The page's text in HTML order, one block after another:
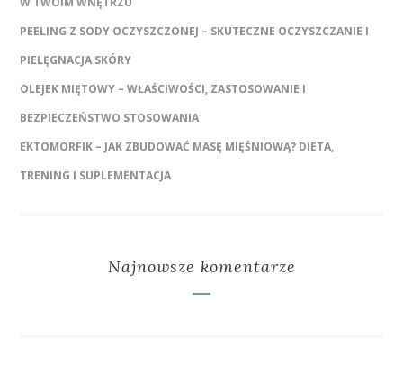
PEELING Z SODY OCZYSZCZONEJ – SKUTECZNE OCZYSZCZANIE I
PIELĘGNACJA SKÓRY
OLEJEK MIĘTOWY – WŁAŚCIWOŚCI, ZASTOSOWANIE I
BEZPIECZEŃSTWO STOSOWANIA
EKTOMORFIK – JAK ZBUDOWAĆ MASĘ MIĘŚNIOWĄ? DIETA,
TRENING I SUPLEMENTACJA
Najnowsze komentarze